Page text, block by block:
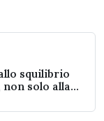
squilibrio
solo alla